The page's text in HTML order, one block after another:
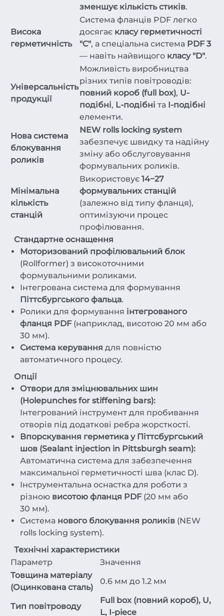
зменшує кількість стиків.
Висока
герметичність
Система фланців PDF легко
досягає класу герметичності
"C", а спеціальна система PDF 3
— навіть найвищого класу "D".
Універсальність
продукції
Можливість виробництва
різних типів повітроводів:
повний короб (full box), U-
подібні, L-подібні та I-подібні
елементи.
Нова система
блокування
роликів
NEW rolls locking system
забезпечує швидку та надійну
зміну або обслуговування
формувальних роликів.
Мінімальна
кількість
станцій
Використовує 14−27
формувальних станцій
(залежно від типу фланця),
оптимізуючи процес
профілювання.
Стандартне оснащення
Моторизований профілювальний блок
(Rollformer) з високоточними
формувальними роликами.
Інтегрована система для формування
Піттсбургського фальца.
Ролики для формування інтегрованого
фланця PDF(наприклад, висотою 20 мм або
30 мм).
Система керування для повністю
автоматичного процесу.
Опції
Отвори для зміцнювальних шин
(Holepunches for stiffening bars):
Інтегрований інструмент для пробивання
отворів під додаткові ребра жорсткості.
Впорскування герметика у Піттсбургський
шов (Sealant injection in Pittsburgh seam):
Автоматична система для забезпечення
максимальної герметичності шва (клас D).
Інструментальна оснастка для роботи з
різною висотою фланця PDF(20 мм або
30 мм).
Система нового блокування роликів (NEW
rolls locking system).
Технічні характеристики
Параметр
Значення
Товщина матеріалу
(Оцинкована сталь)
0.6 мм до 1.2 мм
Тип повітроводу
Full box (повний короб), U,
L, I-piece